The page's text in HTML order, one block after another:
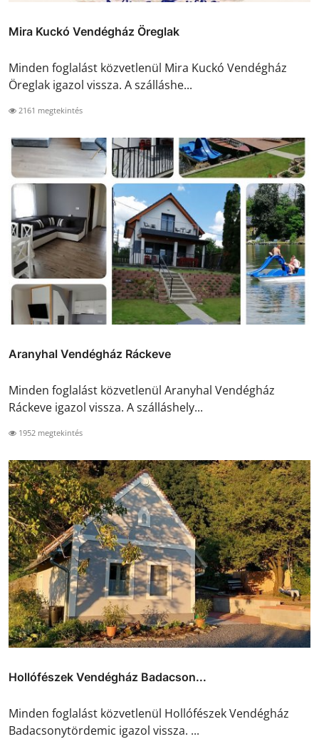
Mira Kuckó Vendégház Öreglak
Minden foglalást közvetlenül Mira Kuckó Vendégház
Öreglak igazol vissza. A szálláshe...
2161 megtekintés
Aranyhal Vendégház Ráckeve
Minden foglalást közvetlenül Aranyhal Vendégház
Ráckeve igazol vissza. A szálláshely...
1952 megtekintés
Hollófészek Vendégház Badacson...
Minden foglalást közvetlenül Hollófészek Vendégház
Badacsonytördemic igazol vissza. ...